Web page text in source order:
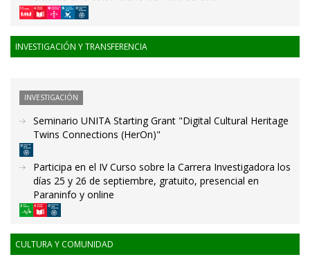
INVESTIGACIÓN Y TRANSFERENCIA
INVESTIGACIÓN
Seminario UNITA Starting Grant "Digital Cultural Heritage
Twins Connections (HerOn)"
Participa en el IV Curso sobre la Carrera Investigadora los
días 25 y 26 de septiembre, gratuito, presencial en
Paraninfo y online
CULTURA Y COMUNIDAD